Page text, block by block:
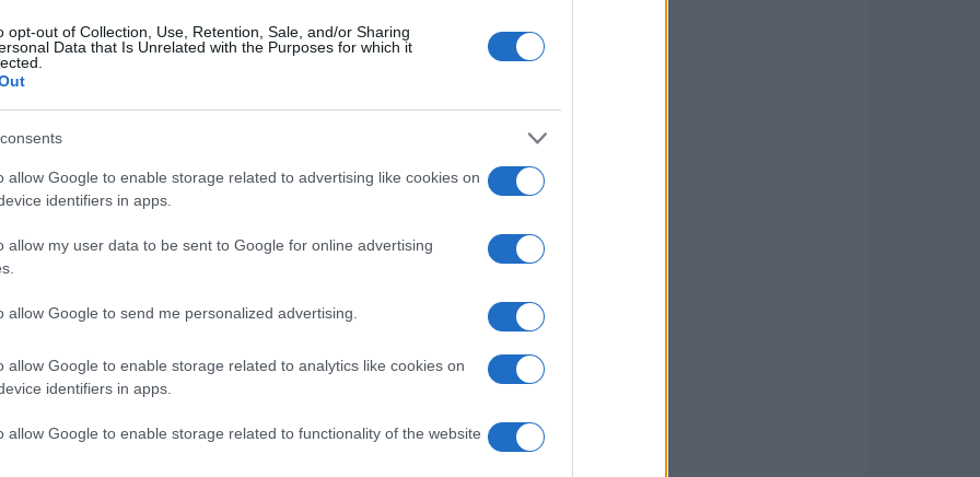
opt-out of Collection, Use, Retention, Sale, and/or Sharing
Data that Is Unrelated with the Purposes for which it
allow Google to enable storage related to advertising like cookies on
identifiers in apps.
allow my user data to be sent to Google for online advertising
allow Google to send me personalized advertising.
allow Google to enable storage related to analytics like cookies on
identifiers in apps.
allow Google to enable storage related to functionality of the website
significativas, que transformarão
dos Institutos Técnicos Superiores na Itália.
com diploma de ensino médio ou diploma de
com pelo menos 800 horas de especialização